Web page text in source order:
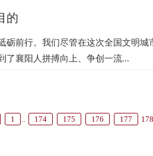
的
砺前行。我们尽管在这次全国文明
了襄阳人拼搏向上、争创一流...
1 .. 174 175 176 177 178